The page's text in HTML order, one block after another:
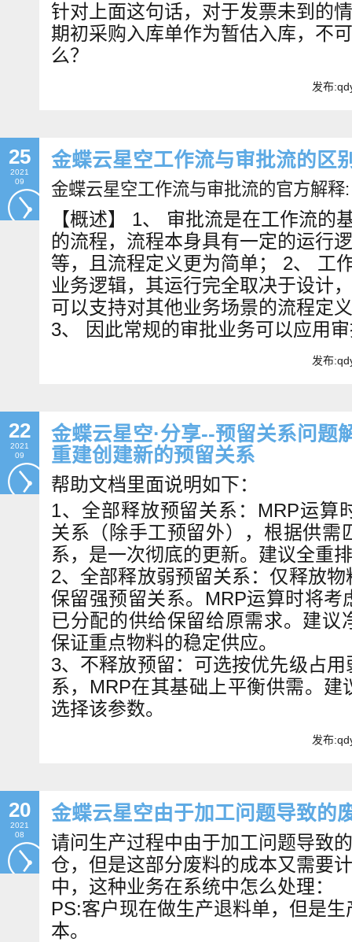
针对上面这句话，对于发票未到的
期初采购入库单作为暂估入库，不
么？
发布
25
2021
09
金蝶云星空工作流与审批流的区
金蝶云星空工作流与审批流的官方解释:
【概述】 1、 审批流是在工作流的
的流程，流程本身具有一定的运行
等，且流程定义更为简单； 2、 工
业务逻辑，其运行完全取决于设计
可以支持对其他业务场景的流程定
3、 因此常规的审批业务可以应用
发布
22
2021
09
金蝶云星空·分享--预留关系问题
重建创建新的预留关系
帮助文档里面说明如下：
1、全部释放预留关系：MRP运算
关系（除手工预留外），根据供需
系，是一次彻底的更新。建议全重
2、全部释放弱预留关系：仅释放
保留强预留关系。MRP运算时将考
已分配的供给保留给原需求。建议
保证重点物料的稳定供应。
3、不释放预留：可选按优先级占
系，MRP在其基础上平衡供需。
选择该参数。
发布
20
2021
08
金蝶云星空由于加工问题导致的
请问生产过程中由于加工问题导致
仓，但是这部分废料的成本又需要
中，这种业务在系统中怎么处理：
PS:客户现在做生产退料单，但是
本。